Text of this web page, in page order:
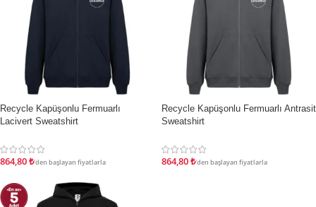
İNDIRIM
Recycle Kapüşonlu Fermuarlı
Lacivert Sweatshirt
864,80₺'den başlayan fiyatlarla
İNDIRIM
Recycle Kapüşonlu Fermuarlı Antrasit
Sweatshirt
864,80₺'den başlayan fiyatlarla